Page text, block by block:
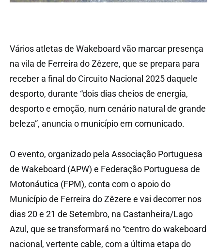
Vários atletas de Wakeboard vão marcar presença
na vila de Ferreira do Zêzere, que se prepara para
receber a final do Circuito Nacional 2025 daquele
desporto, durante “dois dias cheios de energia,
desporto e emoção, num cenário natural de grande
beleza”, anuncia o município em comunicado.
O evento, organizado pela Associação Portuguesa
de Wakeboard (APW) e Federação Portuguesa de
Motonáutica (FPM), conta com o apoio do
Município de Ferreira do Zêzere e vai decorrer nos
dias 20 e 21 de Setembro, na Castanheira/Lago
Azul, que se transformará no “centro do wakeboard
nacional, vertente cable, com a última etapa do